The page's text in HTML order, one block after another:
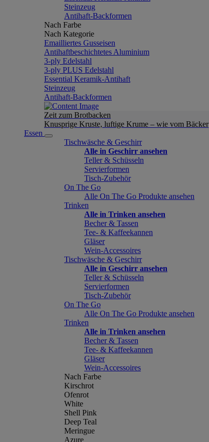
Steinzeug
Antihaft-Backformen
Nach Farbe
Nach Kategorie
Emailliertes Gusseisen
Antihaftbeschichtetes Aluminium
3-ply Edelstahl
3-ply PLUS Edelstahl
Essential Keramik-Antihaft
Steinzeug
Antihaft-Backformen
Zeit zum Brotbacken
Knusprige Kruste, luftige Krume – wie vom Bäcker
Essen
Tischwäsche & Geschirr
Alle in Geschirr ansehen
Teller & Schüsseln
Servierformen
Tisch-Zubehör
On The Go
Alle On The Go Produkte ansehen
Trinken
Alle in Trinken ansehen
Becher & Tassen
Tee- & Kaffeekannen
Gläser
Wein-Accessoires
Tischwäsche & Geschirr
Alle in Geschirr ansehen
Teller & Schüsseln
Servierformen
Tisch-Zubehör
On The Go
Alle On The Go Produkte ansehen
Trinken
Alle in Trinken ansehen
Becher & Tassen
Tee- & Kaffeekannen
Gläser
Wein-Accessoires
Nach Farbe
Kirschrot
Ofenrot
White
Shell Pink
Deep Teal
Meringue
Azure